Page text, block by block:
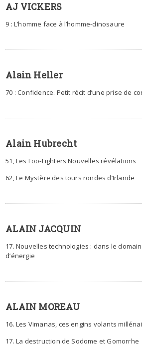
AJ VICKERS
9 : L’homme face à l’homme-dinosaure
Alain Heller
70 : Confidence. Petit récit d’une prise de
Alain Hubrecht
51, Les Foo-Fighters Nouvelles révélations
62, Le Mystère des tours rondes d’Irlande
ALAIN JACQUIN
17. Nouvelles technologies : dans le
d’énergie
ALAIN MOREAU
16. Les Vimanas, ces engins volants
17. La destruction de Sodome et Gomorrhe